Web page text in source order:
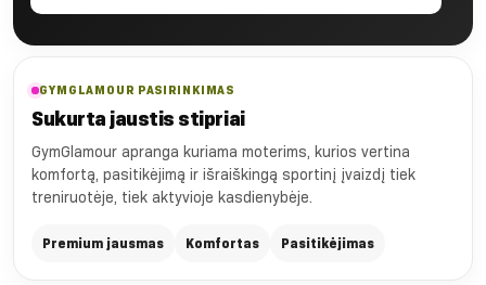
GYMGLAMOUR PASIRINKIMAS
Sukurta jaustis stipriai
GymGlamour apranga kuriama moterims, kurios vertina
komfortą, pasitikėjimą ir išraiškingą sportinį įvaizdį tiek
treniruotėje, tiek aktyvioje kasdienybėje.
Premium jausmas Komfortas Pasitikėjimas